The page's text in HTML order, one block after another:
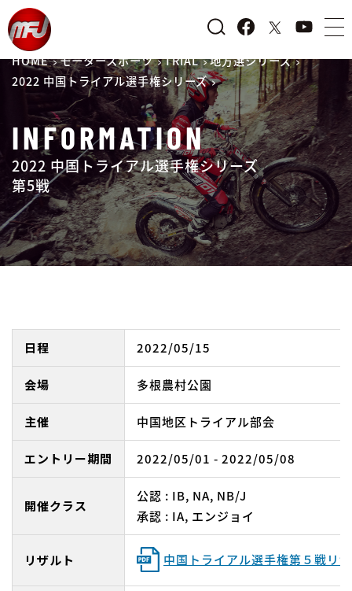
HOME モータースポーツ TRIAL
地方選シリーズ
2022 中国トライアル選手権シリーズ
INFORMATION
2022 中国トライアル選手権シリーズ
第5戦
日程 2022/05/15
会場 多根農村公園
主催 中国地区トライアル部会
エントリー期間 2022/05/01 - 2022/05/08
開催クラス
公認 : IB, NA, NB/J
承認 : IA, エンジョイ
リザルト 中国トライアル選手権第５戦リ